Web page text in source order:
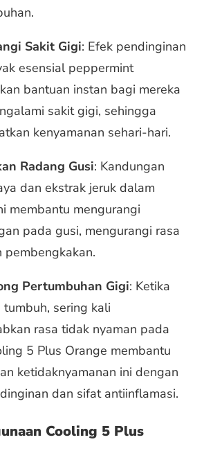
Sakit Gigi: Efek pendinginan
esensial peppermint
bantuan instan bagi mereka
sakit gigi, sehingga
kenyamanan sehari-hari.
Radang Gusi: Kandungan
dan ekstrak jeruk dalam
membantu mengurangi
pada gusi, mengurangi rasa
pembengkakan.
Pertumbuhan Gigi: Ketika
sering kali
rasa tidak nyaman pada
5 Plus Orange membantu
ketidaknyamanan ini dengan
dan sifat antiinflamasi.
Cooling 5 Plus